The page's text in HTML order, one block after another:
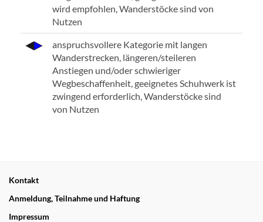
wird empfohlen, Wanderstöcke sind von
Nutzen
anspruchsvollere Kategorie mit langen
Wanderstrecken, längeren/steileren
Anstiegen und/oder schwieriger
Wegbeschaffenheit, geeignetes Schuhwerk ist
zwingend erforderlich, Wanderstöcke sind
von Nutzen
Kontakt
Anmeldung, Teilnahme und Haftung
Impressum